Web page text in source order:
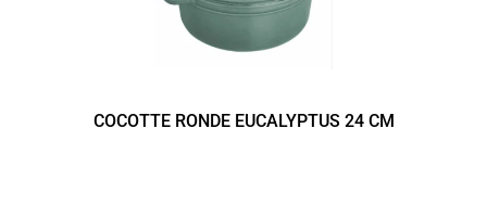
COCOTTE RONDE EUCALYPTUS 24 CM